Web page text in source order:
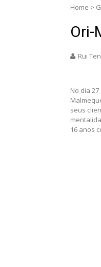
Home >
Ori-
Rui
No dia
seus
16 anos